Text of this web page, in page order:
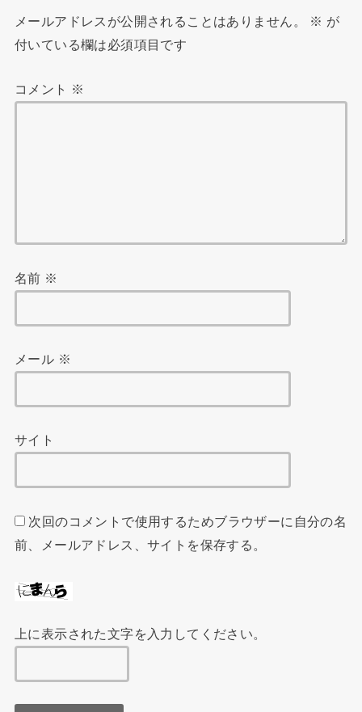
メールアドレスが公開されることはありません。 ※ が
付いている欄は必須項目です
コメント ※
名前 ※
メール ※
サイト
次回のコメントで使用するためブラウザーに自分の名
前、メールアドレス、サイトを保存する。
上に表示された文字を入力してください。